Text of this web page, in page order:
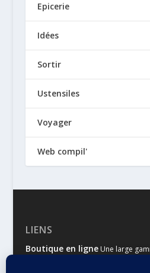
Epicerie
Idées
Sortir
Ustensiles
Voyager
Web compil'
LIENS
Boutique en ligneUne large